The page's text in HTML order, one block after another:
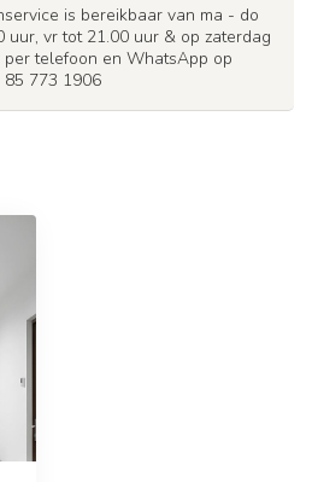
is bereikbaar van ma - do
uur, vr tot 21.00 uur & op zaterdag
per telefoon en WhatsApp op
85 773 1906